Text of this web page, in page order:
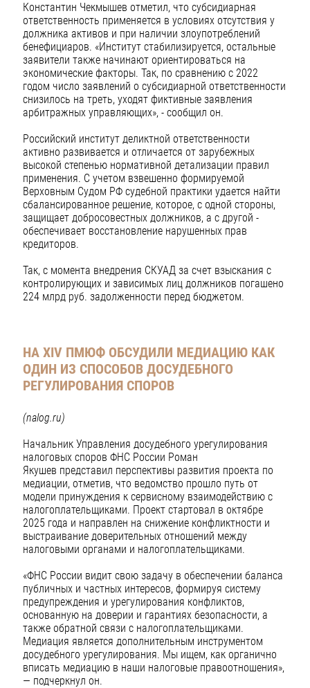
Константин Чекмышев отметил, что субсидиарная
ответственность применяется в условиях отсутствия у
должника активов и при наличии злоупотреблений
бенефициаров. «Институт стабилизируется, остальные
заявители также начинают ориентироваться на
экономические факторы. Так, по сравнению с 2022
годом число заявлений о субсидиарной ответственности
снизилось на треть, уходят фиктивные заявления
арбитражных управляющих», - сообщил он.
Российский институт деликтной ответственности
активно развивается и отличается от зарубежных
высокой степенью нормативной детализации правил
применения. С учетом взвешенно формируемой
Верховным Судом РФ судебной практики удается найти
сбалансированное решение, которое, с одной стороны,
защищает добросовестных должников, а с другой -
обеспечивает восстановление нарушенных прав
кредиторов.
Так, с момента внедрения СКУАД за счет взыскания с
контролирующих и зависимых лиц должников погашено
224 млрд руб. задолженности перед бюджетом.
НА XIV ПМЮФ ОБСУДИЛИ МЕДИАЦИЮ КАК
ОДИН ИЗ СПОСОБОВ ДОСУДЕБНОГО
РЕГУЛИРОВАНИЯ СПОРОВ
(nalog.ru)
Начальник Управления досудебного урегулирования
налоговых споров ФНС России Роман
Якушев представил перспективы развития проекта по
медиации, отметив, что ведомство прошло путь от
модели принуждения к сервисному взаимодействию с
налогоплательщиками. Проект стартовал в октябре
2025 года и направлен на снижение конфликтности и
выстраивание доверительных отношений между
налоговыми органами и налогоплательщиками.
«ФНС России видит свою задачу в обеспечении баланса
публичных и частных интересов, формируя систему
предупреждения и урегулирования конфликтов,
основанную на доверии и гарантиях безопасности, а
также обратной связи с налогоплательщиками.
Медиация является дополнительным инструментом
досудебного урегулирования. Мы ищем, как органично
вписать медиацию в наши налоговые правоотношения»,
— подчеркнул он.